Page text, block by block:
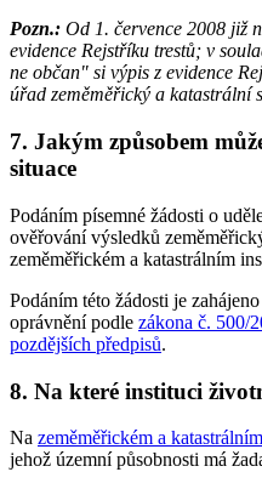
Pozn.: Od 1. července 2008 již
evidence Rejstříku trestů; v
ne občan" si výpis z evidence
úřad zeměměřický a katastrální
7. Jakým způsobem
situace
Podáním písemné žádosti o
ověřování výsledků
zeměměřickém a katastrálním
Podáním této žádosti je
oprávnění podle zákona č. 500/
pozdějších předpisů.
8. Na které instituci
Na zeměměřickém a
jehož územní působnosti má